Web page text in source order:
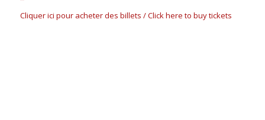
Cliquer ici pour acheter des billets / Click here to buy tickets